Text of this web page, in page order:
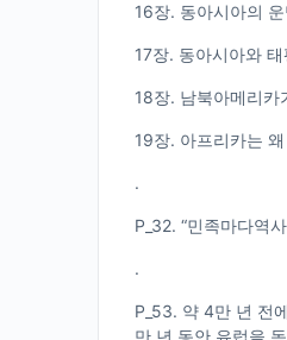
16장. 동아시아의
17장. 동아시아와
18장. 남북아메리카
19장. 아프리카는
.
P_32. “민족마다역
.
P_53. 약 4만 년 전
만 년 동안 유럽을